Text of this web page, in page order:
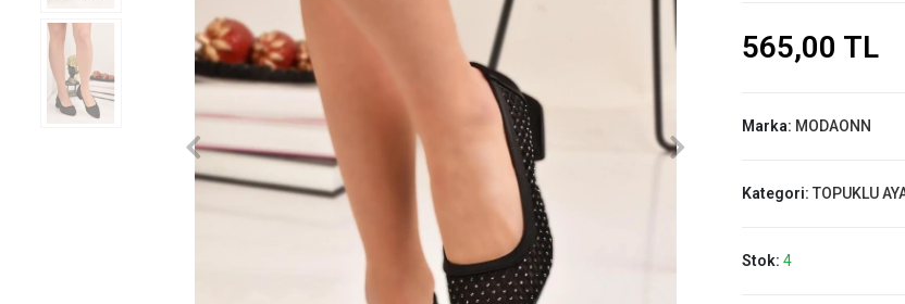
565,00 TL
Marka: MODAONN
Kategori: TOPUKLU
Stok: 4